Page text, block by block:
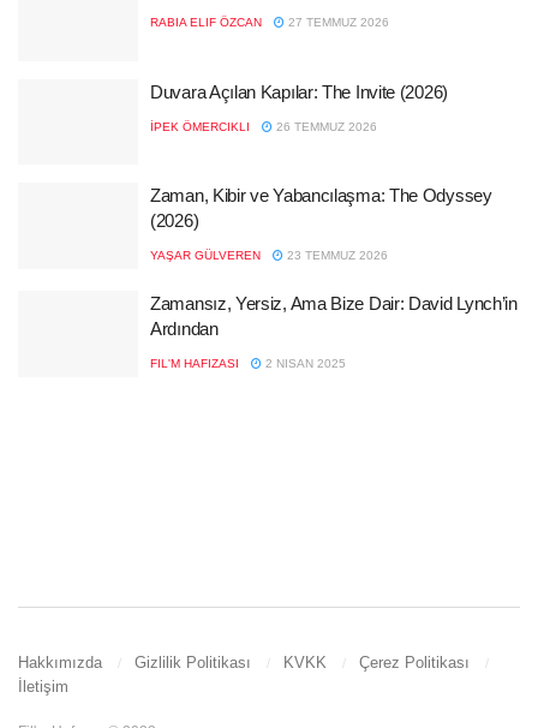
RABIA ELIF ÖZCAN 27 TEMMUZ 2026
Duvara Açılan Kapılar: The Invite (2026)
İPEK ÖMERCIKLI 26 TEMMUZ 2026
Zaman, Kibir ve Yabancılaşma: The Odyssey
(2026)
YAŞAR GÜLVEREN 23 TEMMUZ 2026
Zamansız, Yersiz, Ama Bize Dair: David Lynch’in
Ardından
FIL'M HAFIZASI 2 NISAN 2025
Hakkımızda Gizlilik Politikası KVKK
Çerez Politikası
İletişim